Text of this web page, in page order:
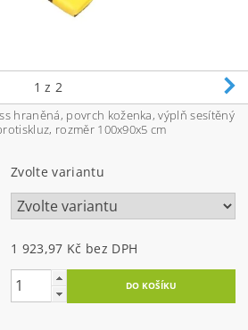
1 z 2
hraněná, povrch koženka, výplň sesítěný
rozměr 100x90x5 cm
Zvolte variantu
1 923,97 Kč bez DPH